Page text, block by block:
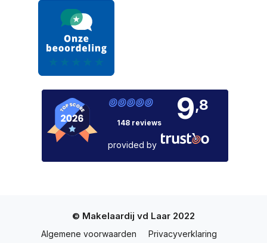
148 reviews 9,8
provided by
© Makelaardij vd Laar 2022
Algemene voorwaarden Privacyverklaring